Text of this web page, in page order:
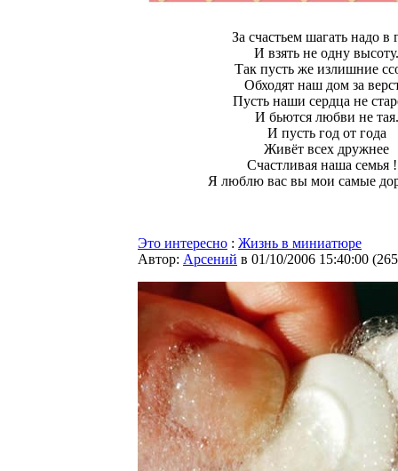
За счастьем шагать надо в
И взять не одну высоту.
Так пусть же излишние
Обходят наш дом за
Пусть наши сердца не
И бьются любви не тая.
И пусть год от года
Живёт всех дружнее
Счастливая наша семья
Я люблю вас вы мои самые
Это интересно : Жизнь в миниатюре
Автор: Арсений в 01/10/2006 15:40:00 (